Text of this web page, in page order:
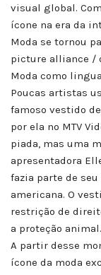
visual global.
ícone na era da
Moda se tornou
picture alliance /
Moda como
Poucas artistas
famoso vestido
por ela no MTV
piada, mas uma
apresentadora
fazia parte de
americana. O
restrição de
a proteção animal.
A partir desse
ícone da moda